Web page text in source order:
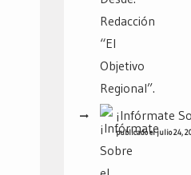
¡Infórmate
publicado el julio 24,